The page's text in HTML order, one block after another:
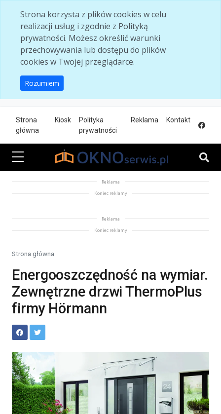
Strona korzysta z plików cookies w celu
realizacji usług i zgodnie z Polityką
prywatności. Możesz określić warunki
przechowywania lub dostępu do plików
cookies w Twojej przeglądarce.
Rozumiem
Strona
główna
Kiosk
Polityka
prywatności
Reklama Kontakt
Reklama
Koniec reklamy
Reklama
Koniec reklamy
Strona główna
Energooszczędność na wymiar.
Zewnętrzne drzwi ThermoPlus
firmy Hörmann